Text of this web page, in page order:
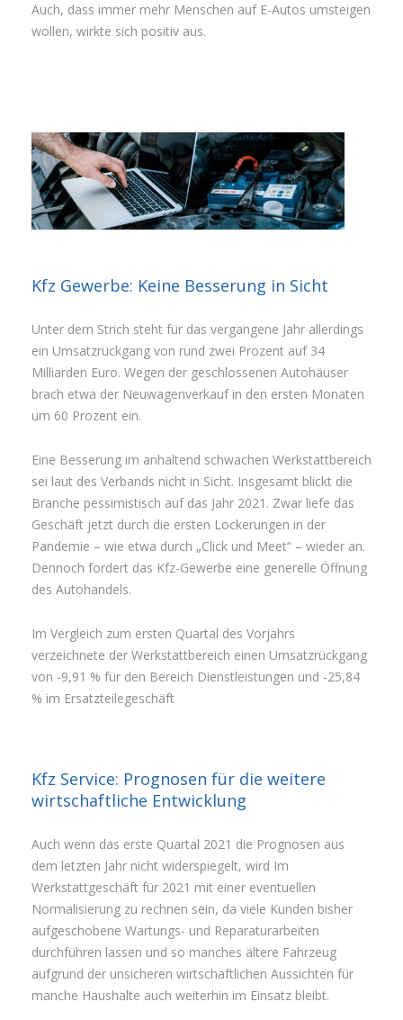
Auch, dass immer mehr Menschen auf E-Autos umsteigen
wollen, wirkte sich positiv aus.
Kfz Gewerbe: Keine Besserung in Sicht
Unter dem Strich steht für das vergangene Jahr allerdings
ein Umsatzrückgang von rund zwei Prozent auf 34
Milliarden Euro. Wegen der geschlossenen Autohäuser
brach etwa der Neuwagenverkauf in den ersten Monaten
um 60 Prozent ein.
Eine Besserung im anhaltend schwachen Werkstattbereich
sei laut des Verbands nicht in Sicht. Insgesamt blickt die
Branche pessimistisch auf das Jahr 2021. Zwar liefe das
Geschäft jetzt durch die ersten Lockerungen in der
Pandemie – wie etwa durch „Click und Meet“ – wieder an.
Dennoch fordert das Kfz-Gewerbe eine generelle Öffnung
des Autohandels.
Im Vergleich zum ersten Quartal des Vorjahrs
verzeichnete der Werkstattbereich einen Umsatzrückgang
von -9,91 % für den Bereich Dienstleistungen und -25,84
% im Ersatzteilegeschäft
Kfz Service: Prognosen für die weitere
wirtschaftliche Entwicklung
Auch wenn das erste Quartal 2021 die Prognosen aus
dem letzten Jahr nicht widerspiegelt, wird Im
Werkstattgeschäft für 2021 mit einer eventuellen
Normalisierung zu rechnen sein, da viele Kunden bisher
aufgeschobene Wartungs- und Reparaturarbeiten
durchführen lassen und so manches ältere Fahrzeug
aufgrund der unsicheren wirtschaftlichen Aussichten für
manche Haushalte auch weiterhin im Einsatz bleibt.